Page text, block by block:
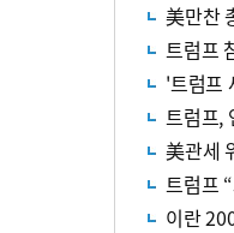
美만찬
트럼프
'트럼프
트럼프,
美관세
트럼프
이란